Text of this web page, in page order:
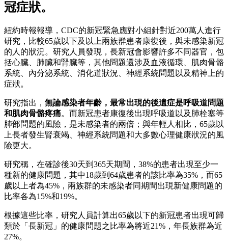
冠症狀。
紐約時報報導，CDC的新冠緊急應對小組針對近200萬人進行
研究，比較65歲以下及以上兩族群患者康復後，與未感染新冠
的人的狀況。研究人員發現，長新冠會影響許多不同器官，包
括心臟、肺臟和腎臟等，其他問題還涉及血液循環、肌肉骨骼
系統、內分泌系統、消化道狀況、神經系統問題以及精神上的
症狀。
研究指出， 無論感染者年齡，最常出現的後遺症是呼吸道問題
和肌肉骨骼疼痛。而新冠患者康復後出現呼吸道以及肺栓塞等
肺部問題的風險，是未感染者的兩倍；與年輕人相比，65歲以
上長者發生腎衰竭、神經系統問題和大多數心理健康狀況的風
險更大。
研究稱，在確診後30天到365天期間，38%的患者出現至少一
種新的健康問題，其中18歲到64歲患者的該比率為35%，而65
歲以上者為45%，兩族群的未感染者同期間出現新健康問題的
比率各為15%和19%。
根據這些比率，研究人員計算出65歲以下的新冠患者出現可歸
類於「長新冠」的健康問題之比率為將近21%，年長族群為近
27%。